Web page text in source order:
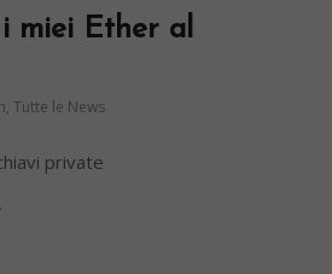
miei Ether al
,Tutte le News
private